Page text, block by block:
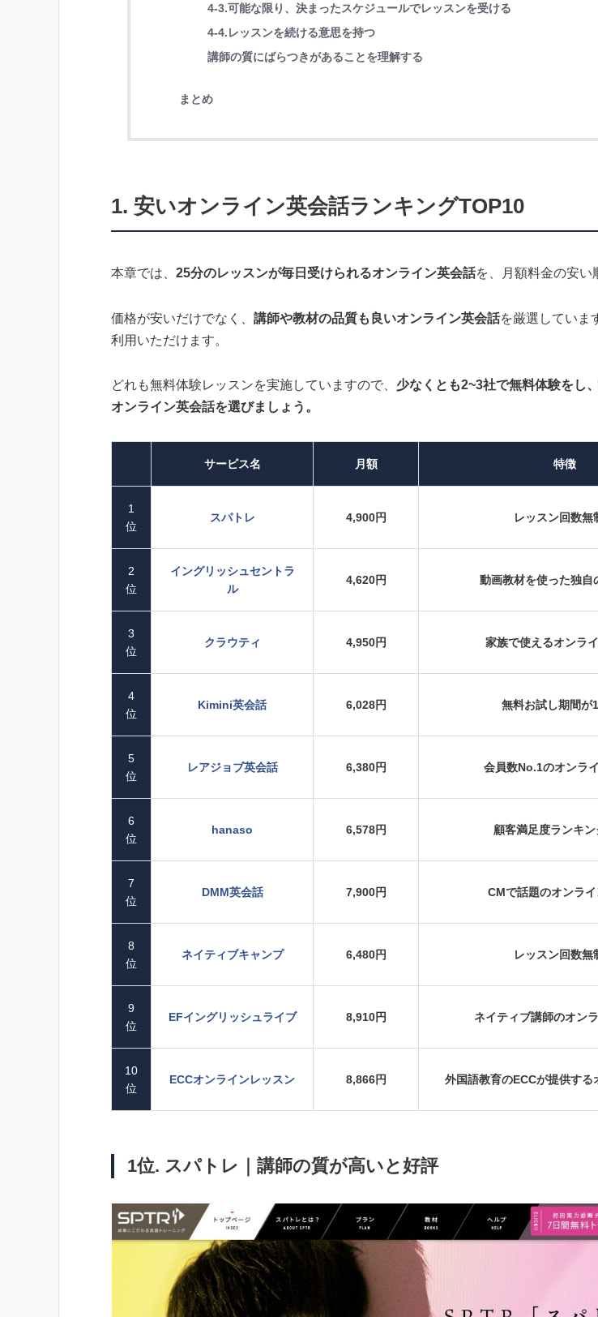
4-3.可能な限り、決まったスケジュールでレッスンを受ける
4-4.レッスンを続ける意思を持つ
講師の質にばらつきがあることを理解する
まとめ
1. 安いオンライン英会話ランキングTOP10
本章では、 25分のレッスンが毎日受けられるオンライン英会話を、月額料金の安い
価格が安いだけでなく、 講師や教材の品質も良いオンライン英会話を厳選していま
利用いただけます。
どれも無料体験レッスンを実施していますので、 少なくとも2~3社で無料体験をし
オンライン英会話を選びましょう。
サービス名 月額 特徴
1
位
スパトレ 4,900円 レッスン回数無
2
位
イングリッシュセントラ
ル
4,620円 動画教材を使った独自
3
位
クラウティ 4,950円 家族で使えるオンラ
4
位
Kimini英会話 6,028円 無料お試し期間が
5
位
レアジョブ英会話 6,380円 会員数No.1のオンラ
6
位
hanaso 6,578円 顧客満足度ランキ
7
位
DMM英会話 7,900円 CMで話題のオンラ
8
位
ネイティブキャンプ 6,480円 レッスン回数無
9
位
EFイングリッシュライブ 8,910円 ネイティブ講師のオン
10
位
ECCオンラインレッスン 8,866円 外国語教育のECCが提供する
1位. スパトレ｜講師の質が高いと好評